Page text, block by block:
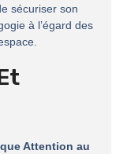
sécuriser son
à l’égard des
Attention au